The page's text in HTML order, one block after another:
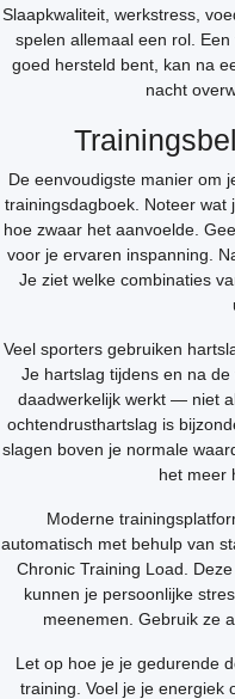
Slaapkwaliteit, werkstress,
spelen allemaal een rol.
goed hersteld bent, kan na
nacht
De eenvoudigste manier om
trainingsdagboek. Noteer
hoe zwaar het aanvoelde.
voor je ervaren inspanning.
Je ziet welke combinaties
Veel sporters gebruiken
Je hartslag tijdens en na
daadwerkelijk werkt — niet
ochtendrusthartslag is
slagen boven je normale
het meer
Moderne
automatisch met behulp van
Chronic Training Load.
kunnen je persoonlijke
meenemen. Gebruik ze
Let op hoe je je gedurende
training. Voel je je energiek